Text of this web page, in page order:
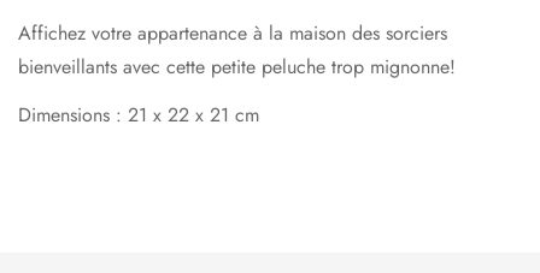
Affichez votre appartenance à la maison des sorciers
bienveillants avec cette petite peluche trop mignonne!
Dimensions : 21 x 22 x 21 cm